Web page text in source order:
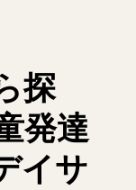
探
発達
イサ